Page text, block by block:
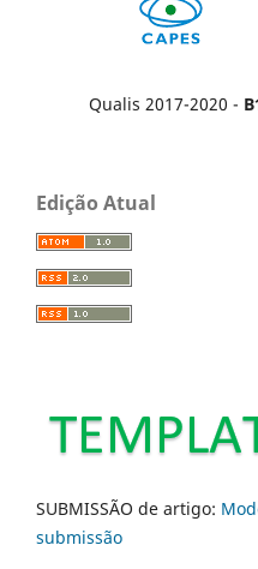
Qualis 2017-2020 -
Edição Atual
SUBMISSÃO de artigo:
submissão